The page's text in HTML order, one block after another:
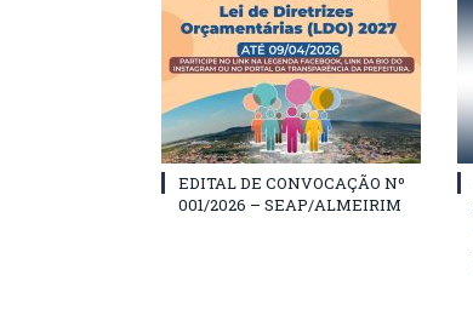
EDITAL DE CONVOCAÇÃO Nº
001/2026 – SEAP/ALMEIRIM